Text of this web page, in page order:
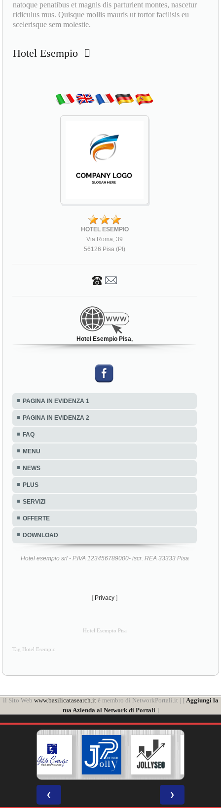
natoque penatibus et magnis dis parturient montes, nascetur
ridiculus mus. Quisque mollis mauris ut tortor facilisis eu
scelerisque sem molestie.
Hotel Esempio
HOTEL ESEMPIO
Via Roma, 39
56126 Pisa (PI)
Hotel Esempio Pisa,
PAGINA IN EVIDENZA 1
PAGINA IN EVIDENZA 2
FAQ
MENU
NEWS
PLUS
SERVIZI
OFFERTE
DOWNLOAD
Hotel esempio srl - P.IVA 123456789000- iscr. REA 33333 Pisa
[ Privacy ]
Hotel Esempio Pisa
Tag Hotel Esempio
il Sito Web www.basilicatasearch.itè membro di NetworkPortali.it | [ Aggiungi la
tua Azienda al Network di Portali]
❮ ❯